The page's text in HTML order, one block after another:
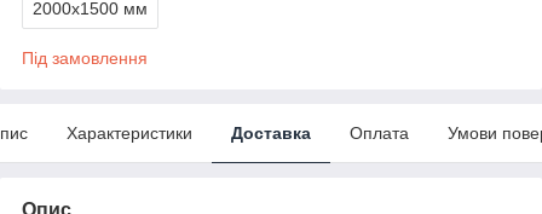
2000х1500 мм
Під замовлення
Характеристики Доставка Оплата Умови
Опис